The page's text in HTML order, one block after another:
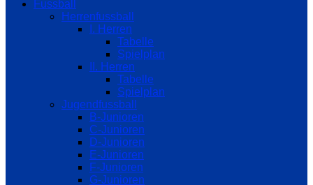
Fussball
Herrenfussball
I. Herren
Tabelle
Spielplan
II. Herren
Tabelle
Spielplan
Jugendfussball
B-Junioren
C-Junioren
D-Junioren
E-Junioren
F-Junioren
G-Junioren